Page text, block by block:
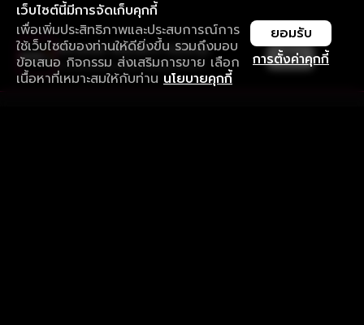
เว็บไซต์นี้มีการจัดเก็บคุกกี้
เพื่อเพิ่มประสิทธิภาพและประสบการณ์การ
ใช้เว็บไซต์ของท่านให้ดียิ่งขึ้น รวมถึงมอบ
ข้อเสนอ กิจกรรม ส่งเสริมการขาย เลือก
เนื้อหาที่เหมาะสมให้กับท่าน นโยบายคุกกี้
การตั้งค่าคุกกี้
ยอมรับ
ใช้งานแอป ลื่นไหลกว่า ไม่มีสะดุด
ดาวน์โหลดแอปเพื่อการรับชมที่ดีกว่า เปิด